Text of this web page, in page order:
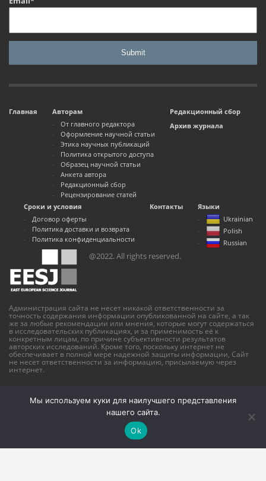
Главная
Авторам
От главного редактора
Оформление научной статьи
Этика научных публикаций
Политика открытого доступа
Образец научной статьи
Анкета автора
Редакционный сбор
Рецензирование статей
Редакционный сбор
Архив журнала
Сроки и условия
Договор оферты
Политика доставки и возврата
Политика конфиденциальности
Контакты
Языки
Ukrainian
Polish
Russian
@2022. All rights reserved.
Администрация сайта не несет никакой ответственности за
точность содержания информации опубликованной на сайте, а так
же за любые рекомендации или мнения, которые могут содержаться
в исследовательских публикациях, и за применимость её к
конкретным лицам, по причине субъективности результатов
авторских исследований. Кроме того, поскольку интернет не
обеспечивает в полной мере надежной защиты информации, Сайт
не несет ответственности за информацию, присылаемую через
интернет.
Мы используем куки для наилучшего представления
нашего сайта.
Ok